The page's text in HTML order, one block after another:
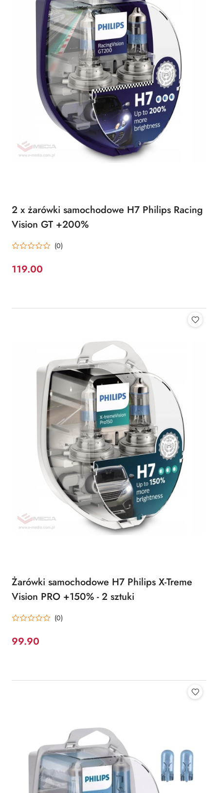
2 x żarówki samochodowe H7 Philips Racing
Vision GT +200%
(0)
Cena:
119.00
Żarówki samochodowe H7 Philips X-Treme
Vision PRO +150% - 2 sztuki
(0)
Cena:
99.90